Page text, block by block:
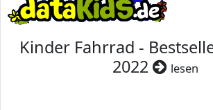
Kinder Fahrrad -
2022
lesen